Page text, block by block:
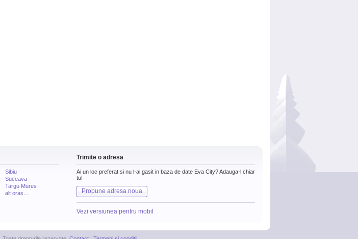
Sibiu
Suceava
Targu Mures
alt oras...
Trimite o adresa
Ai un loc preferat si nu l-ai gasit in baza de date Eva City? Adauga-l chiar
tu!
Propune adresa noua
Vezi versiunea pentru mobil